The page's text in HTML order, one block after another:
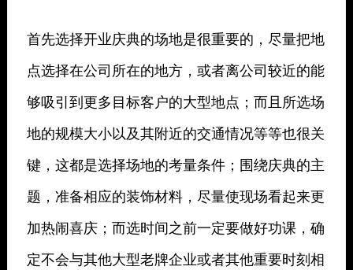
首先选择开业庆典的场地是很重要的，尽量把地
点选择在公司所在的地方，或者离公司较近的能
够吸引到更多目标客户的大型地点；而且所选场
地的规模大小以及其附近的交通情况等等也很关
键，这都是选择场地的考量条件；围绕庆典的主
题，准备相应的装饰材料，尽量使现场看起来更
加热闹喜庆；而选时间之前一定要做好功课，确
定不会与其他大型老牌企业或者其他重要时刻相